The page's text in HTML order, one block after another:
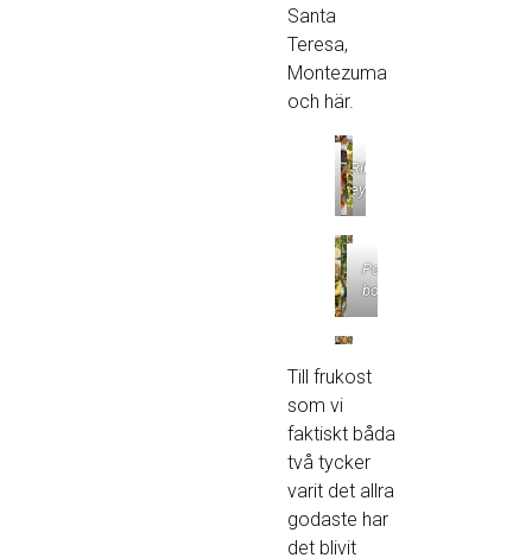
Santa
Teresa,
Montezuma
och här.
Rib
eye
Poké
bowl
Till frukost
som vi
faktiskt båda
två tycker
varit det allra
godaste har
det blivit